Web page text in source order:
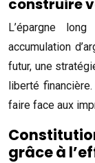
construire
L’épargne
accumulation
futur, une
liberté
faire face aux
grâce à